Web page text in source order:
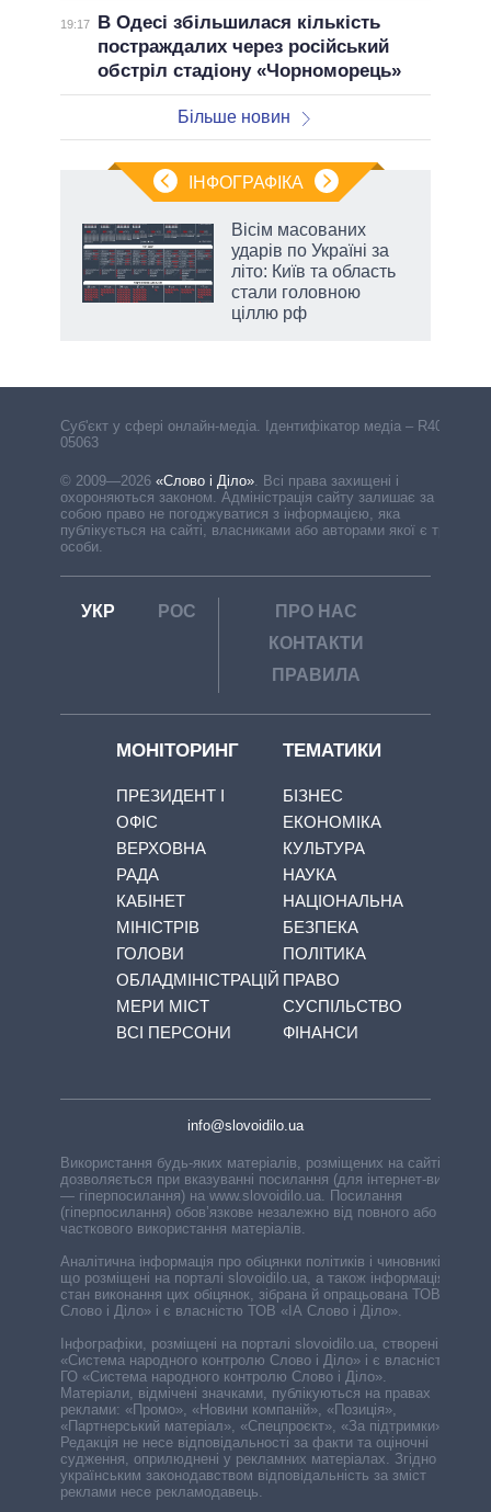
19:17
В Одесі збільшилася кількість
постраждалих через російський
обстріл стадіону «Чорноморець»
Більше новин
ІНФОГРАФІКА
Вісім масованих
ударів по Україні за
літо: Київ та область
стали головною
ціллю рф
Cуб'єкт у сфері онлайн-медіа. Ідентифікатор медіа – R40-
05063
© 2009—2026 «Слово і Діло» Всі права захищені і
охороняються законом. Адміністрація сайту залишає за
собою право не погоджуватися з інформацією, яка
публікується на сайті, власниками або авторами якої є треті
особи.
УКР РОС
ПРО НАС
КОНТАКТИ
ПРАВИЛА
МОНІТОРИНГ
ПРЕЗИДЕНТ І
ОФІС
ВЕРХОВНА
РАДА
КАБІНЕТ
МІНІСТРІВ
ГОЛОВИ
ОБЛАДМІНІСТРАЦІЙ
МЕРИ МІСТ
ВСІ ПЕРСОНИ
ТЕМАТИКИ
БІЗНЕС
ЕКОНОМІКА
КУЛЬТУРА
НАУКА
НАЦІОНАЛЬНА
БЕЗПЕКА
ПОЛІТИКА
ПРАВО
СУСПІЛЬСТВО
ФІНАНСИ
info@slovoidilo.ua
Використання будь-яких матеріалів, розміщених на сайті,
дозволяється при вказуванні посилання (для інтернет-видань
— гіперпосилання) на www.slovoidilo.ua. Посилання
(гіперпосилання) обов’язкове незалежно від повного або
часткового використання матеріалів.
Аналітична інформація про обіцянки політиків і чиновників,
що розміщені на порталі slovoidilo.ua, а також інформація про
стан виконання цих обіцянок, зібрана й опрацьована ТОВ «ІА
Слово і Діло» і є власністю ТОВ «ІА Слово і Діло».
Інфографіки, розміщені на порталі slovoidilo.ua, створені ГО
«Система народного контролю Слово і Діло» і є власністю
ГО «Система народного контролю Слово і Діло».
Матеріали, відмічені значками, публікуються на правах
реклами: «Промо», «Новини компаній», «Позиція»,
«Партнерський матеріал», «Спецпроєкт», «За підтримки».
Редакція не несе відповідальності за факти та оціночні
судження, оприлюднені у рекламних матеріалах. Згідно з
українським законодавством відповідальність за зміст
реклами несе рекламодавець.